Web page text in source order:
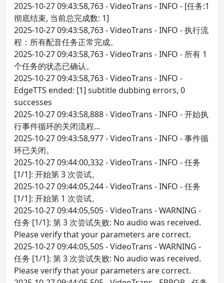
2025-10-27 09:43:58,763 - VideoTrans - INFO - [任务:1
彻底结束, 当前总完成数: 1]
2025-10-27 09:43:58,763 - VideoTrans - INFO - 执行流
程：所有配音任务正常完成。
2025-10-27 09:43:58,763 - VideoTrans - INFO - 所有 1
个任务的状态已确认。
2025-10-27 09:43:58,763 - VideoTrans - INFO -
EdgeTTS ended: [1] subtitle dubbing errors, 0
successes
2025-10-27 09:43:58,888 - VideoTrans - INFO - 开始执
行事件循环的关闭流程...
2025-10-27 09:43:58,977 - VideoTrans - INFO - 事件循
环已关闭。
2025-10-27 09:44:00,332 - VideoTrans - INFO - 任务
[1/1]: 开始第 3 次尝试。
2025-10-27 09:44:05,244 - VideoTrans - INFO - 任务
[1/1]: 开始第 1 次尝试。
2025-10-27 09:44:05,505 - VideoTrans - WARNING -
任务 [1/1]: 第 3 次尝试失败: No audio was received.
Please verify that your parameters are correct.
2025-10-27 09:44:05,505 - VideoTrans - WARNING -
任务 [1/1]: 第 3 次尝试失败: No audio was received.
Please verify that your parameters are correct.